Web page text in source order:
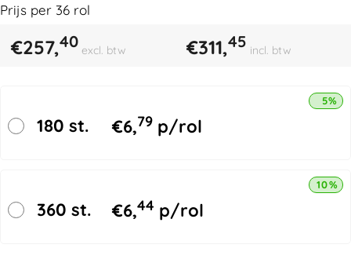
Prijs per 36 rol
€257,40 excl. btw €311,45 incl. btw
180 st. €6,79 p/rol
5%
360 st. €6,44 p/rol
10%